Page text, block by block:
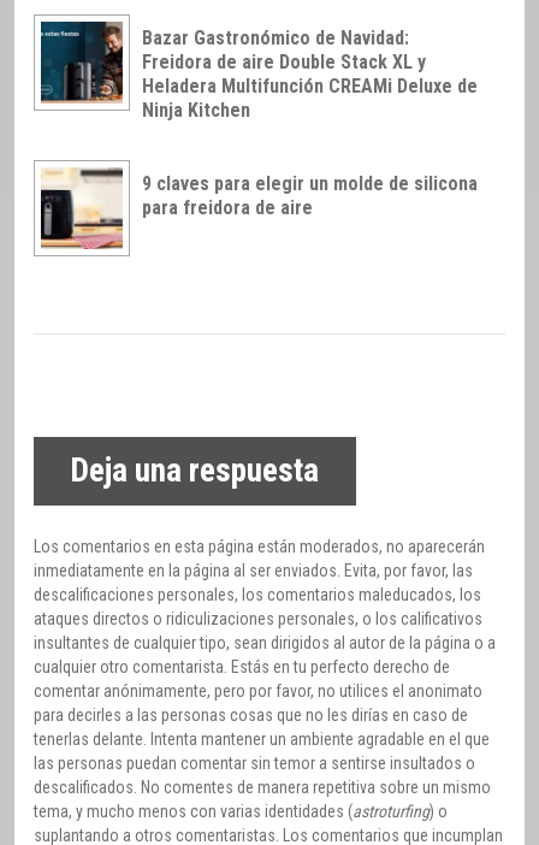
Bazar Gastronómico de Navidad:
Freidora de aire Double Stack XL y
Heladera Multifunción CREAMi Deluxe de
Ninja Kitchen
9 claves para elegir un molde de silicona
para freidora de aire
Deja una respuesta
Los comentarios en esta página están moderados, no aparecerán
inmediatamente en la página al ser enviados. Evita, por favor, las
descalificaciones personales, los comentarios maleducados, los
ataques directos o ridiculizaciones personales, o los calificativos
insultantes de cualquier tipo, sean dirigidos al autor de la página o a
cualquier otro comentarista. Estás en tu perfecto derecho de
comentar anónimamente, pero por favor, no utilices el anonimato
para decirles a las personas cosas que no les dirías en caso de
tenerlas delante. Intenta mantener un ambiente agradable en el que
las personas puedan comentar sin temor a sentirse insultados o
descalificados. No comentes de manera repetitiva sobre un mismo
tema, y mucho menos con varias identidades (astroturfing) o
suplantando a otros comentaristas. Los comentarios que incumplan